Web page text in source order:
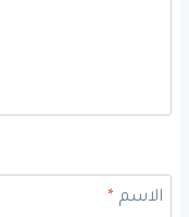
الاسم*